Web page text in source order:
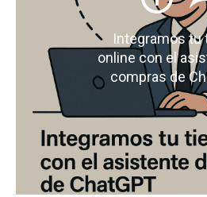
Integramos tu
online con el
compras de